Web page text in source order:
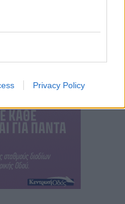
Privacy Policy